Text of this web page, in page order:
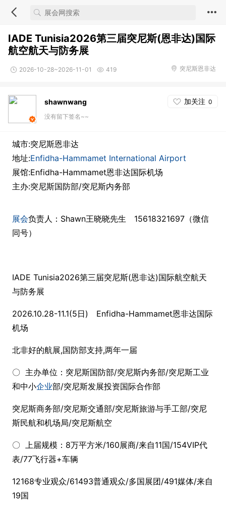
IADE Tunisia2026第三届突尼斯(恩非达)国际
航空航天与防务展
2026-10-28~2026-11-01 419 突尼斯恩非达
shawnwang 加关注 0
没有留下签名~~
城市:突尼斯恩非达
地址:Enfidha-Hammamet International Airport
展馆:Enfidha-Hammamet恩非达国际机场
主办:突尼斯国防部/突尼斯内务部
展会负责人：Shawn王晓晓先生 15618321697（微信
同号）
IADE Tunisia2026第三届突尼斯(恩非达)国际航空航天
与防务展
2026.10.28-11.1(5日) Enfidha-Hammamet恩非达国际
机场
北非好的航展,国防部支持,两年一届
〇 主办单位：突尼斯国防部/突尼斯内务部/突尼斯工业
和中小企业部/突尼斯发展投资国际合作部
突尼斯商务部/突尼斯交通部/突尼斯旅游与手工部/突尼
斯民航和机场局/突尼斯航空
〇 上届规模：8万平方米/160展商/来自11国/154VIP代
表/77飞行器+车辆
12168专业观众/61493普通观众/多国展团/491媒体/来自
19国